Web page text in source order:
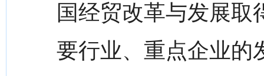
国经贸改革与发展
要行业、重点企业的